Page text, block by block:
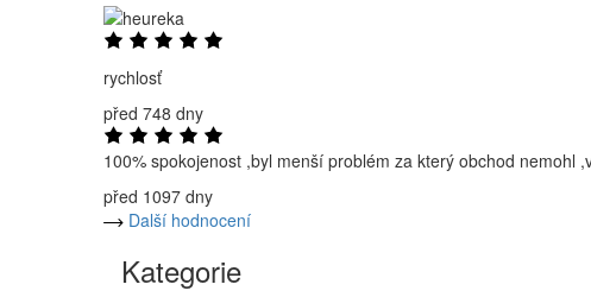
rychlosť
před 748 dny
100% spokojenost ,byl menší problém za který obchod nemohl
před 1097 dny
Další hodnocení
Kategorie